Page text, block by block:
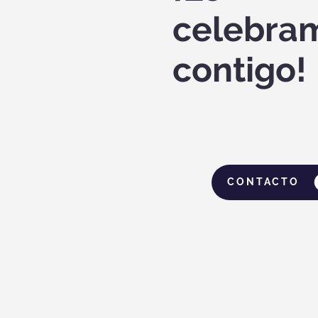
contigo!
CONTACTO